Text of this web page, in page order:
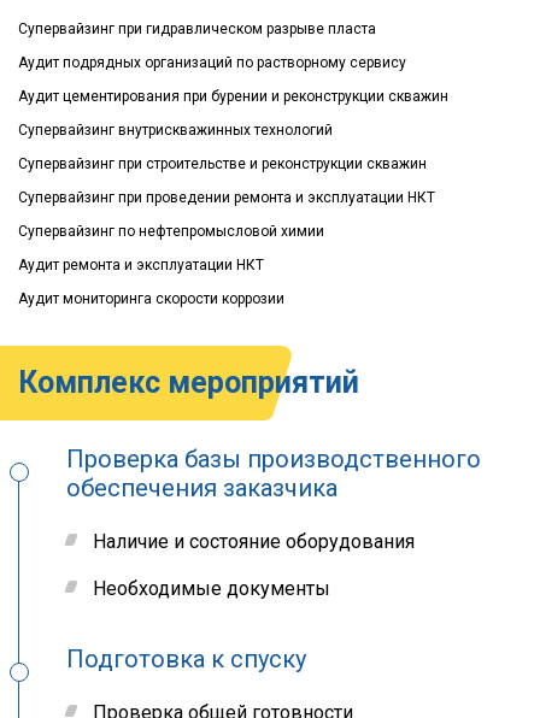
Супервайзинг при гидравлическом разрыве пласта
Аудит подрядных организаций по растворному сервису
Аудит цементирования при бурении и реконструкции скважин
Супервайзинг внутрискважинных технологий
Супервайзинг при строительстве и реконструкции скважин
Супервайзинг при проведении ремонта и эксплуатации НКТ
Супервайзинг по нефтепромысловой химии
Аудит ремонта и эксплуатации НКТ
Аудит мониторинга скорости коррозии
Комплекс мероприятий
Проверка базы производственного
обеспечения заказчика
Наличие и состояние оборудования
Необходимые документы
Подготовка к спуску
Проверка общей готовности